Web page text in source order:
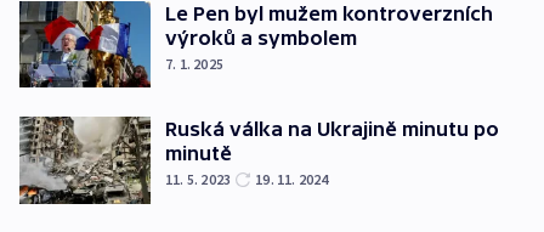
Le Pen byl mužem kontroverzních
výroků a symbolem
7. 1. 2025
Ruská válka na Ukrajině minutu po
minutě
11. 5. 2023 19. 11. 2024